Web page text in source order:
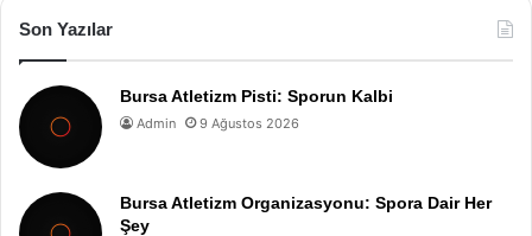
Son Yazılar
Bursa Atletizm Pisti: Sporun Kalbi
Admin 9 Ağustos 2026
Bursa Atletizm Organizasyonu: Spora Dair Her
Şey